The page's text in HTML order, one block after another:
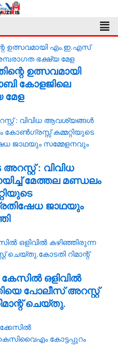
ഉത്സവമായി
കോളജിലെ
മേള
: വിവിധ
മേത്തല മണ്ഡലം
ജാഥയും
ഒളിവിൽ
പോലീസ് അറസ്റ്റ്
ചെയ്തു.